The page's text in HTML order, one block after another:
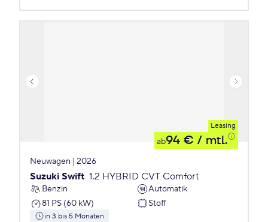
Leasing
ab94 € / mtl.
Neuwagen | 2026
Suzuki Swift 1.2 HYBRID CVT Comfort
Benzin
Automatik
81 PS (60 kW)
Stoff
in 3 bis 5 Monaten